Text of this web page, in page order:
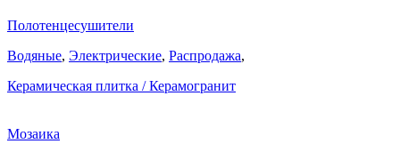
Полотенцесушители
Водяные, Электрические, Распродажа,
Керамическая плитка / Керамогранит
Мозаика